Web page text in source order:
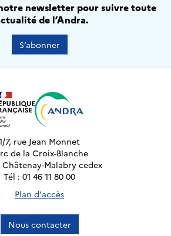
newsletter pour suivre toute
de l’Andra.
S’abonner
7, rue Jean Monnet
de la Croix-Blanche
Châtenay-Malabry cedex
Tél : 01 46 11 80 00
Plan d'accès
Nous contacter